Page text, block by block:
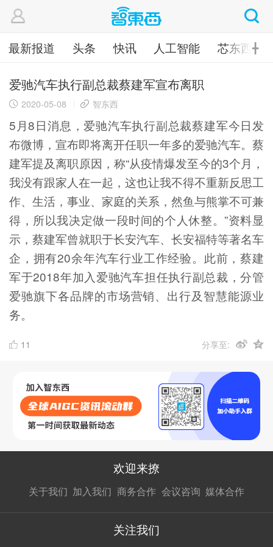
最新报道 头条 快讯 人工智能 芯东西 ╋
爱驰汽车执行副总裁蔡建军宣布离职
2020-05-08 智东西
5月8日消息，爱驰汽车执行副总裁蔡建军今日发
布微博，宣布即将离开任职一年多的爱驰汽车。蔡
建军提及离职原因，称“从疫情爆发至今的3个月，
我没有跟家人在一起，这也让我不得不重新反思工
作、生活，事业、家庭的关系，然鱼与熊掌不可兼
得，所以我决定做一段时间的个人休整。”资料显
示，蔡建军曾就职于长安汽车、长安福特等著名车
企，拥有20余年汽车行业工作经验。此前，蔡建
军于2018年加入爱驰汽车担任执行副总裁，分管
爱驰旗下各品牌的市场营销、出行及智慧能源业
务。
11 分享至:
欢迎来撩
关于我们 加入我们
接扔简历
商务合作
接开聊
会议咨询 媒体合作
接开聊
关注我们